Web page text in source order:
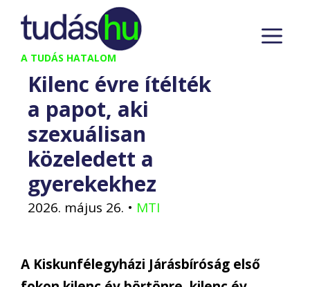
Kilépés
tartalomba
A TUDÁS HATALOM
Kilenc évre ítélték
a papot, aki
szexuálisan
közeledett a
gyerekekhez
2026. május 26. • MTI
A Kiskunfélegyházi Járásbíróság első